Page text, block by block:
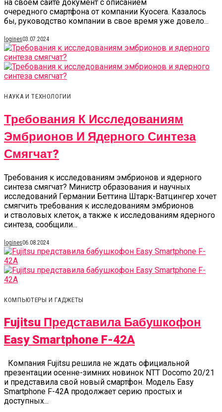
на своем сайте документ с описанием
очередного смартфона от компании Kyocera. Казалось
бы, руководство компании в свое время уже довело...
logines03.07.2024
НАУКА И ТЕХНОЛОГИИ
Требования К Исследованиям
Эмбрионов И Ядерного Синтеза
Смягчат?
Требования к исследованиям эмбрионов и ядерного
синтеза смягчат? Министр образования и научных
исследований Германии Беттина Штарк-Ватцингер хочет
смягчить требования к исследованиям эмбрионов
и стволовых клеток, а также к исследованиям ядерного
синтеза, сообщили...
logines06.08.2024
КОМПЬЮТЕРЫ И ГАДЖЕТЫ
Fujitsu Представила Бабушкофон
Easy Smartphone F-42A
Компания Fujitsu решила не ждать официальной
презентации осенне-зимних новинок NTT Docomo 20/21
и представила свой новый смартфон. Модель Easy
Smartphone F-42A продолжает серию простых и
доступных...